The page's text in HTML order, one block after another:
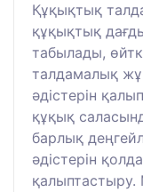
Құқықтық
құқықтық
табылады,
талдамалық
әдістерін
құқық
барлық
әдістерін